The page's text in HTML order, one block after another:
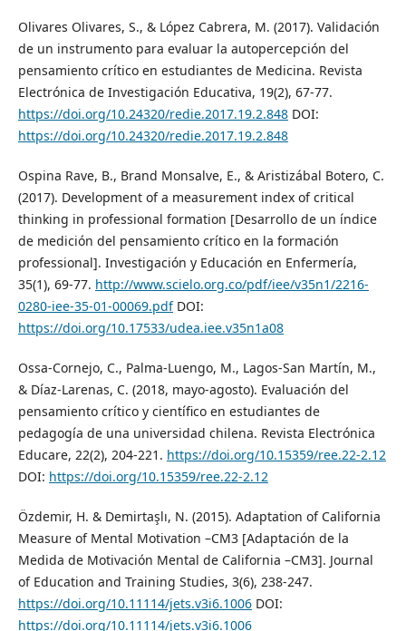
Olivares Olivares, S., & López Cabrera, M. (2017). Validación
de un instrumento para evaluar la autopercepción del
pensamiento crítico en estudiantes de Medicina. Revista
Electrónica de Investigación Educativa, 19(2), 67-77.
https://doi.org/10.24320/redie.2017.19.2.848DOI:
https://doi.org/10.24320/redie.2017.19.2.848
Ospina Rave, B., Brand Monsalve, E., & Aristizábal Botero, C.
(2017). Development of a measurement index of critical
thinking in professional formation [Desarrollo de un índice
de medición del pensamiento crítico en la formación
professional]. Investigación y Educación en Enfermería,
35(1), 69-77. http://www.scielo.org.co/pdf/iee/v35n1/2216-
0280-iee-35-01-00069.pdfDOI:
https://doi.org/10.17533/udea.iee.v35n1a08
Ossa-Cornejo, C., Palma-Luengo, M., Lagos-San Martín, M.,
& Díaz-Larenas, C. (2018, mayo-agosto). Evaluación del
pensamiento crítico y científico en estudiantes de
pedagogía de una universidad chilena. Revista Electrónica
Educare, 22(2), 204-221. https://doi.org/10.15359/ree.22-2.12
DOI: https://doi.org/10.15359/ree.22-2.12
Özdemir, H. & Demirtaşlı, N. (2015). Adaptation of California
Measure of Mental Motivation –CM3 [Adaptación de la
Medida de Motivación Mental de California –CM3]. Journal
of Education and Training Studies, 3(6), 238-247.
https://doi.org/10.11114/jets.v3i6.1006DOI:
https://doi.org/10.11114/jets.v3i6.1006